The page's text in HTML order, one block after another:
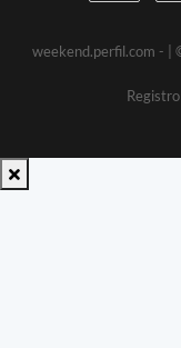
weekend.perfil.com -